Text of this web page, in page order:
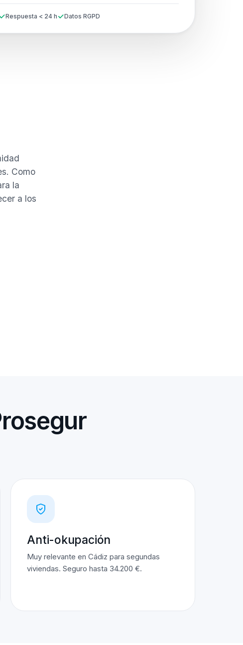
Respuesta < 24 h Datos RGPD
Como
la
a los
Anti-okupación
Muy relevante en Cádiz para segundas
viviendas. Seguro hasta 34.200 €.